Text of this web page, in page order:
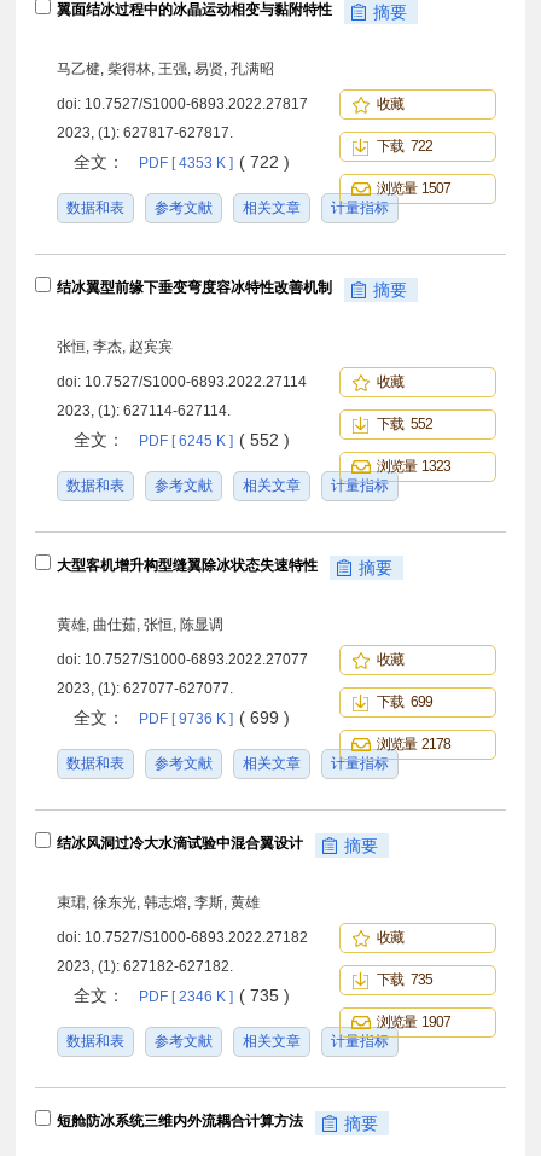
翼面结冰过程中的冰晶运动相变与黏附特性 摘要
马乙楗, 柴得林, 王强, 易贤, 孔满昭
doi: 10.7527/S1000-6893.2022.27817
2023, (1): 627817-627817.
全文： PDF [ 4353 K ] ( 722 )
数据和表 参考文献 相关文章 计量指标
收藏
下载 722
浏览量 1507
结冰翼型前缘下垂变弯度容冰特性改善机制 摘要
张恒, 李杰, 赵宾宾
doi: 10.7527/S1000-6893.2022.27114
2023, (1): 627114-627114.
全文： PDF [ 6245 K ] ( 552 )
数据和表 参考文献 相关文章 计量指标
收藏
下载 552
浏览量 1323
大型客机增升构型缝翼除冰状态失速特性 摘要
黄雄, 曲仕茹, 张恒, 陈显调
doi: 10.7527/S1000-6893.2022.27077
2023, (1): 627077-627077.
全文： PDF [ 9736 K ] ( 699 )
数据和表 参考文献 相关文章 计量指标
收藏
下载 699
浏览量 2178
结冰风洞过冷大水滴试验中混合翼设计 摘要
束珺, 徐东光, 韩志熔, 李斯, 黄雄
doi: 10.7527/S1000-6893.2022.27182
2023, (1): 627182-627182.
全文： PDF [ 2346 K ] ( 735 )
数据和表 参考文献 相关文章 计量指标
收藏
下载 735
浏览量 1907
短舱防冰系统三维内外流耦合计算方法 摘要